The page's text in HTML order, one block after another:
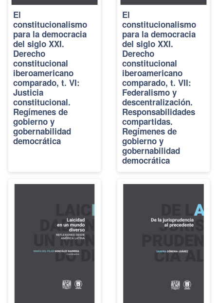
El
constitucionalismo
para la democracia
del siglo XXI.
Derecho
constitucional
iberoamericano
comparado, t. VI:
Justicia
constitucional.
Regímenes de
gobierno y
gobernabilidad
democrática
El
constitucionalismo
para la democracia
del siglo XXI.
Derecho
constitucional
iberoamericano
comparado, t. VII:
Federalismo y
descentralización.
Responsabilidades
compartidas.
Regímenes de
gobierno y
gobernabilidad
democrática